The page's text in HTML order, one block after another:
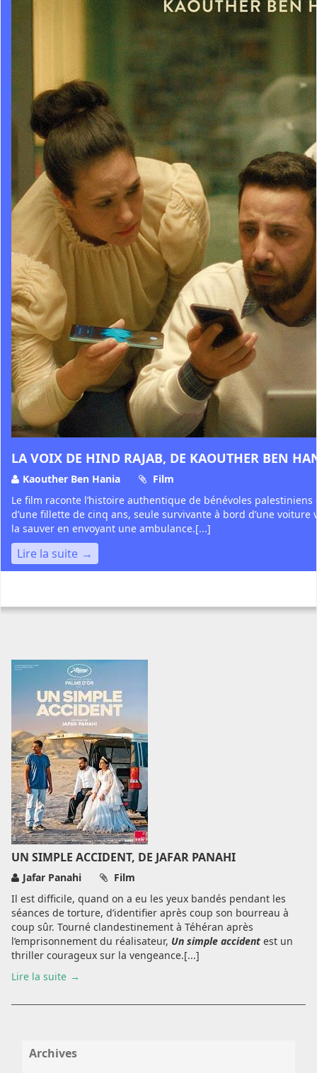
LA VOIX DE HIND RAJAB, DE KAOUTHER BEN
Kaouther Ben Hania
Film
Le film raconte l’histoire authentique de bénévoles
d’une fillette de cinq ans, seule survivante à bord d’une
la sauver en envoyant une ambulance.[...]
Lire la suite
UN SIMPLE ACCIDENT, DE JAFAR PANAHI
Jafar Panahi
Film
Il est difficile, quand on a eu les yeux bandés pendant les
séances de torture, d’identifier après coup son bourreau à
coup sûr. Tourné clandestinement à Téhéran après
l’emprisonnement du réalisateur, Un simple accident est un
thriller courageux sur la vengeance.[...]
Lire la suite
Archives